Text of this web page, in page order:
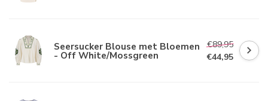
Seersucker Blouse met Bloemen
- Off White/Mossgreen
€89,95
€44,95